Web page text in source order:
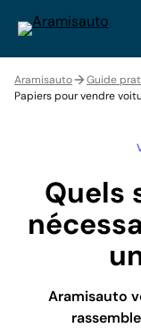
Aramisauto Guide
Papiers pour vendre
Quels
Aramisauto